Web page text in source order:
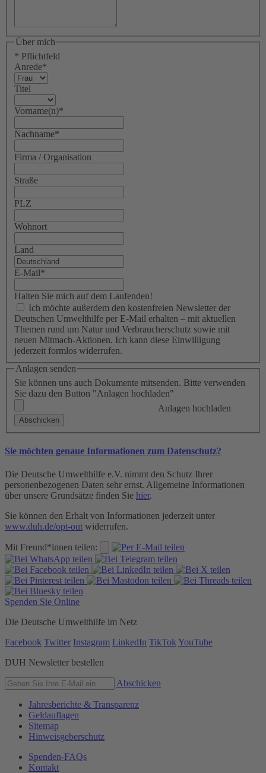
Über mich
* Pflichtfeld
Anrede*
Titel
Vorname(n)*
Nachname*
Firma / Organisation
Straße
PLZ
Wohnort
Land
E-Mail*
Halten Sie mich auf dem Laufenden!
Ich möchte außerdem den kostenfreien Newsletter der
Deutschen Umwelthilfe per E-Mail erhalten – mit aktuellen
Themen rund um Natur und Verbraucherschutz sowie mit
neuen Mitmach-Aktionen. Ich kann diese Einwilligung
jederzeit formlos widerrufen.
Anlagen senden
Sie können uns auch Dokumente mitsenden. Bitte verwenden
Sie dazu den Button "Anlagen hochladen"
Anlagen hochladen
Sie möchten genaue Informationen zum Datenschutz?
Die Deutsche Umwelthilfe e.V. nimmt den Schutz Ihrer
personenbezogenen Daten sehr ernst. Allgemeine Informationen
über unsere Grundsätze finden Sie hier.
Sie können den Erhalt von Informationen jederzeit unter
www.duh.de/opt-out widerrufen.
Mit Freund*innen teilen:
Spenden Sie Online
Die Deutsche Umwelthilfe im Netz
Facebook Twitter Instagram LinkedIn TikTok YouTube
DUH Newsletter bestellen
Abschicken
Jahresberichte & Transparenz
Geldauflagen
Sitemap
Hinweisgeberschutz
Spenden-FAQs
Kontakt